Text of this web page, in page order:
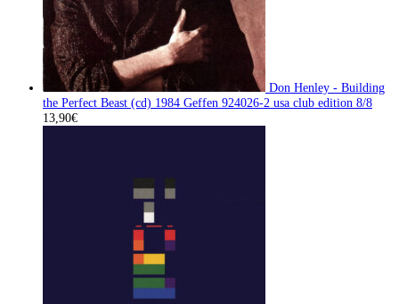
Don Henley - Building
the Perfect Beast (cd) 1984 Geffen 924026-2 usa club edition 8/8
13,90€